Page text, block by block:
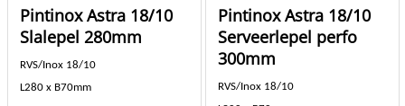
Pintinox Astra 18/10
Slalepel 280mm
RVS/Inox 18/10
L280 x B70mm
Pintinox Astra 18/10
Serveerlepel perfo
300mm
RVS/Inox 18/10